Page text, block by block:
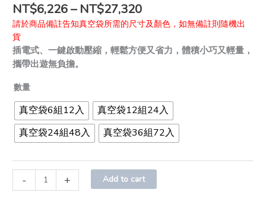
NT$6,226–NT$27,320
請於商品備註告知真空袋所需的尺寸及顏色，如無備註則隨機出
貨
插電式、一鍵啟動壓縮，輕鬆方便又省力，體積小巧又輕量，
攜帶出遊無負擔。
數量
真空袋6組12入
真空袋12組24入
真空袋24組48入
真空袋36組72入
- + Add to cart